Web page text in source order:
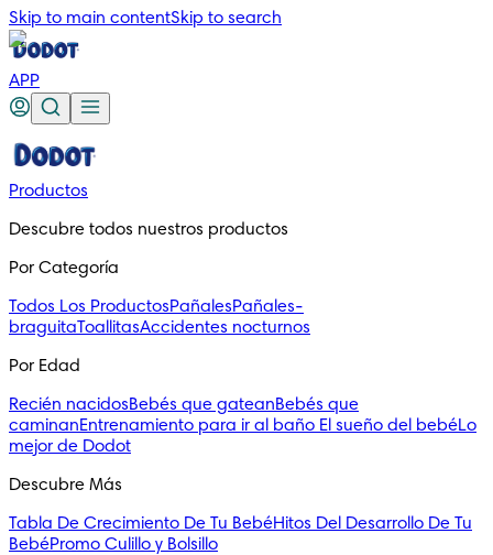
Skip to main contentSkip to search
APP
Productos
Descubre todos nuestros productos
Por Categoría
Todos Los ProductosPañalesPañales-
braguitaToallitasAccidentes nocturnos
Por Edad
Recién nacidosBebés que gateanBebés que
caminanEntrenamiento para ir al baño El sueño del bebéLo
mejor de Dodot
Descubre Más
Tabla De Crecimiento De Tu BebéHitos Del Desarrollo De Tu
BebéPromo Culillo y Bolsillo